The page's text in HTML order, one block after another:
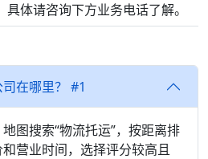
体请咨询下方业务电话了解。
在哪里？ #1
图搜索“物流托运”，按距离排
营业时间，选择评分较高且